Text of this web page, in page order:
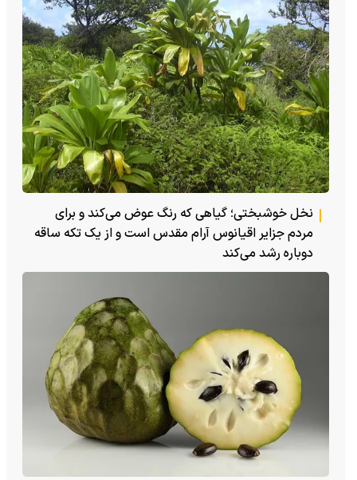
نخل خوشبختی؛ گیاهی که رنگ عوض می‌کند و برای
مردم جزایر اقیانوس آرام مقدس است و از یک تکه ساقه
دوباره رشد می‌کند